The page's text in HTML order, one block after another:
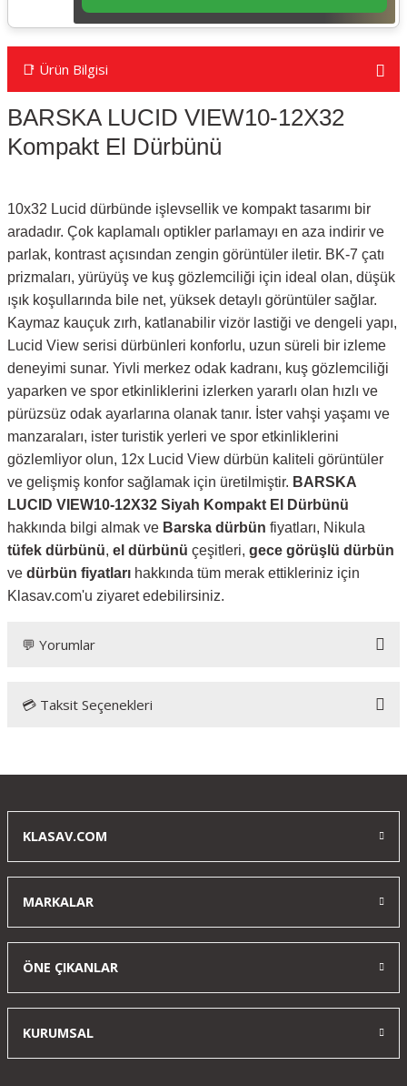
📑 Ürün Bilgisi
BARSKA LUCID VIEW10-12X32
Kompakt El Dürbünü
10x32 Lucid dürbünde işlevsellik ve kompakt tasarımı bir
aradadır. Çok kaplamalı optikler parlamayı en aza indirir ve
parlak, kontrast açısından zengin görüntüler iletir. BK-7 çatı
prizmaları, yürüyüş ve kuş gözlemciliği için ideal olan, düşük
ışık koşullarında bile net, yüksek detaylı görüntüler sağlar.
Kaymaz kauçuk zırh, katlanabilir vizör lastiği ve dengeli yapı,
Lucid View serisi dürbünleri konforlu, uzun süreli bir izleme
deneyimi sunar. Yivli merkez odak kadranı, kuş gözlemciliği
yaparken ve spor etkinliklerini izlerken yararlı olan hızlı ve
pürüzsüz odak ayarlarına olanak tanır. İster vahşi yaşamı ve
manzaraları, ister turistik yerleri ve spor etkinliklerini
gözlemliyor olun, 12x Lucid View dürbün kaliteli görüntüler
ve gelişmiş konfor sağlamak için üretilmiştir. BARSKA
LUCID VIEW10-12X32 Siyah Kompakt El Dürbünü
hakkında bilgi almak ve Barska dürbün fiyatları, Nikula
tüfek dürbünü, el dürbünü çeşitleri, gece görüşlü dürbün
ve dürbün fiyatları hakkında tüm merak ettikleriniz için
Klasav.com'u ziyaret edebilirsiniz.
💬 Yorumlar
Bu ürüne ilk yorumu siz yapın!
💳 Taksit Seçenekleri
KLASAV.COM
MARKALAR
ÖNE ÇIKANLAR
KURUMSAL